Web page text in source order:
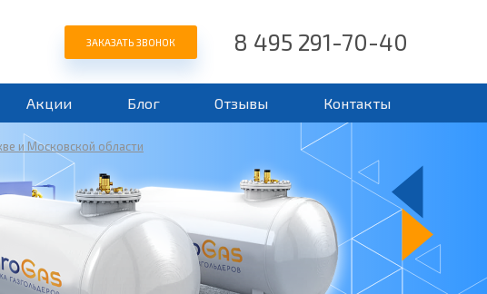
ЗАКАЗАТЬ ЗВОНОК 8 495 291-70-40
Акции Блог Отзывы Контакты
и Московской области